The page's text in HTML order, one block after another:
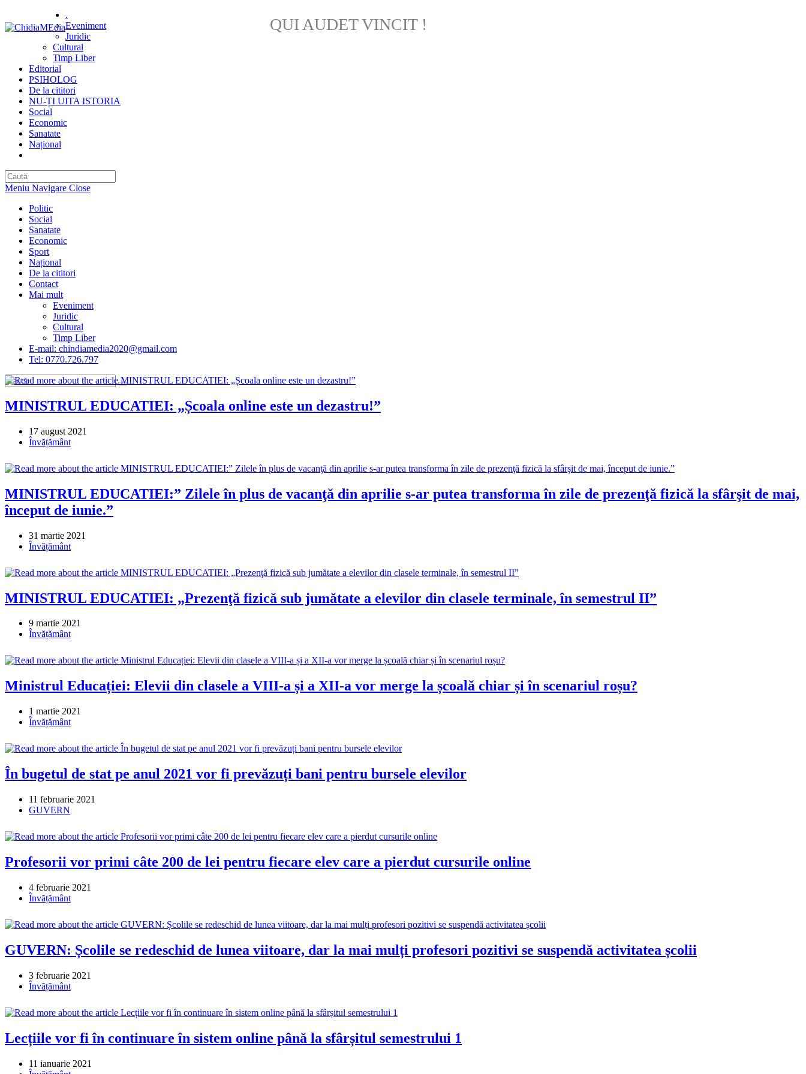
to
QUI AUDET VINCIT !
.
Eveniment
Juridic
Cultural
Timp Liber
Editorial
PSIHOLOG
De la cititori
NU-ȚI UITA ISTORIA
Social
Economic
Sanatate
Național
Meniu Navigare Close
Politic
Social
Sanatate
Economic
Sport
Național
De la cititori
Contact
Mai mult
Eveniment
Juridic
Cultural
Timp Liber
E-mail: chindiamedia2020@gmail.com
Tel: 0770.726.797
MINISTRUL EDUCATIEI: „Școala online este un dezastru!”
Post
published:
17 august 2021
Post
Învățământ
MINISTRUL EDUCATIEI:” Zilele în plus de vacanţă din aprilie s-ar putea transforma în zile de prezenţă fizică la sfârşit de mai,
început de iunie.”
Post
published:
31 martie 2021
Post
Învățământ
MINISTRUL EDUCATIEI: „Prezenţă fizică sub jumătate a elevilor din clasele terminale, în semestrul II”
Post
published:
9 martie 2021
Post
Învățământ
Ministrul Educației: Elevii din clasele a VIII-a și a XII-a vor merge la școală chiar și în scenariul roșu?
Post
published:
1 martie 2021
Post
Învățământ
În bugetul de stat pe anul 2021 vor fi prevăzuți bani pentru bursele elevilor
Post
published:
11 februarie 2021
Post
GUVERN
Profesorii vor primi câte 200 de lei pentru fiecare elev care a pierdut cursurile online
Post
published:
4 februarie 2021
Post
Învățământ
GUVERN: Școlile se redeschid de lunea viitoare, dar la mai mulți profesori pozitivi se suspendă activitatea școlii
Post
published:
3 februarie 2021
Post
Învățământ
Lecțiile vor fi în continuare în sistem online până la sfârșitul semestrului 1
Post
11 ianuarie 2021